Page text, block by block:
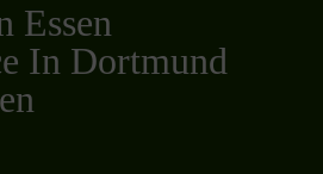
Essen
In Dortmund